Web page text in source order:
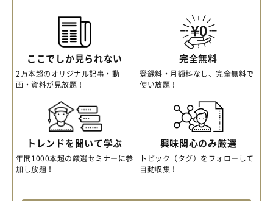
ここでしか見られない
2万本超のオリジナル記事・動
画・資料が見放題！
完全無料
登録料・月額料なし、完全無料で
使い放題！
トレンドを聞いて学ぶ
年間1000本超の厳選セミナーに参
加し放題！
興味関心のみ厳選
トピック（タグ）をフォローして
自動収集！